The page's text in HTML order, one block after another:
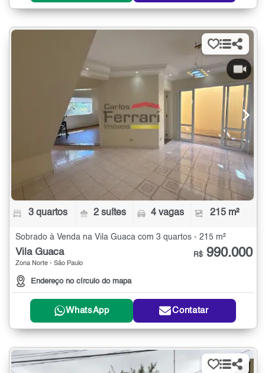
3 quartos 2 suítes 4 vagas 215 m²
Sobrado à Venda na Vila Guaca com 3 quartos - 215 m²
Vila Guaca
Zona Norte - São Paulo
Endereço no círculo do mapa
R$ 990.000
WhatsApp Contatar